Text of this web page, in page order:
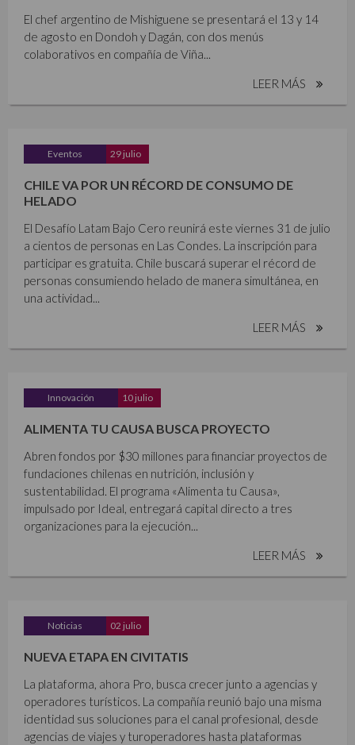
El chef argentino de Mishiguene se presentará el 13 y 14
de agosto en Dondoh y Dagán, con dos menús
colaborativos en compañía de Viña...
LEER MÁS
Eventos 29 julio
CHILE VA POR UN RÉCORD DE CONSUMO DE
HELADO
El Desafío Latam Bajo Cero reunirá este viernes 31 de julio
a cientos de personas en Las Condes. La inscripción para
participar es gratuita. Chile buscará superar el récord de
personas consumiendo helado de manera simultánea, en
una actividad...
LEER MÁS
Innovación 10 julio
ALIMENTA TU CAUSA BUSCA PROYECTO
Abren fondos por $30 millones para financiar proyectos de
fundaciones chilenas en nutrición, inclusión y
sustentabilidad. El programa «Alimenta tu Causa»,
impulsado por Ideal, entregará capital directo a tres
organizaciones para la ejecución...
LEER MÁS
Noticias 02 julio
NUEVA ETAPA EN CIVITATIS
La plataforma, ahora Pro, busca crecer junto a agencias y
operadores turísticos. La compañía reunió bajo una misma
identidad sus soluciones para el canal profesional, desde
agencias de viajes y turoperadores hasta plataformas